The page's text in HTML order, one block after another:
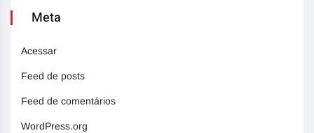
Meta
Acessar
Feed de posts
Feed de comentários
WordPress.org